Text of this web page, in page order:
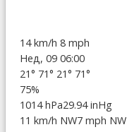
14 km/h 8 mph
Нед, 09 06:00
21° 71° 21° 71°
75%
1014 hPa29.94 inHg
11 km/h NW7 mph NW